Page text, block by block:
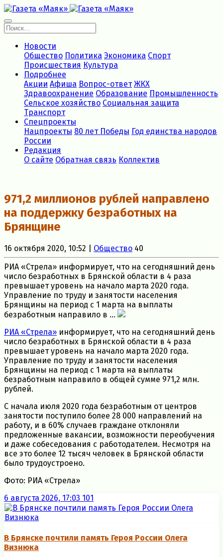
Новости
Общество Политика Экономика Спорт
Происшествия Культура
Подробнее
Акции Афиша Вопрос-ответ ЖКХ
Здравоохранение Образование Промышленность
Сельское хозяйство Социальная защита
Транспорт
Спецпроекты
Нацпроекты 80 лет Победы Год единства народов
России
Редакция
О сайте Обратная связь Коллектив
971,2 миллионов рублей направлено
на поддержку безработных на
Брянщине
16 октября 2020, 10:52 | Общество 40
РИА «Стрела» информирует, что на сегодняшний день
число безработных в Брянской области в 4 раза
превышает уровень на начало марта 2020 года.
Управление по труду и занятости населения
Брянщины на период с 1 марта на выплаты
безработным направило в ...
РИА «Стрела» информирует, что на сегодняшний день
число безработных в Брянской области в 4 раза
превышает уровень на начало марта 2020 года.
Управление по труду и занятости населения
Брянщины на период с 1 марта на выплаты
безработным направило в общей сумме 971,2 млн.
рублей.
С начала июля 2020 года безработным от центров
занятости поступило более 28 000 направлений на
работу, и в 60% случаев граждане отклоняли
предложенные вакансии, возможности переобучения
и даже собеседования с работодателем. Несмотря на
все это более 12 тысяч человек в Брянской области
было трудоустроено.
Фото: РИА «Стрела»
6 августа 2026, 17:03 101
В Брянске почтили память Героя России Олега
Визнюка